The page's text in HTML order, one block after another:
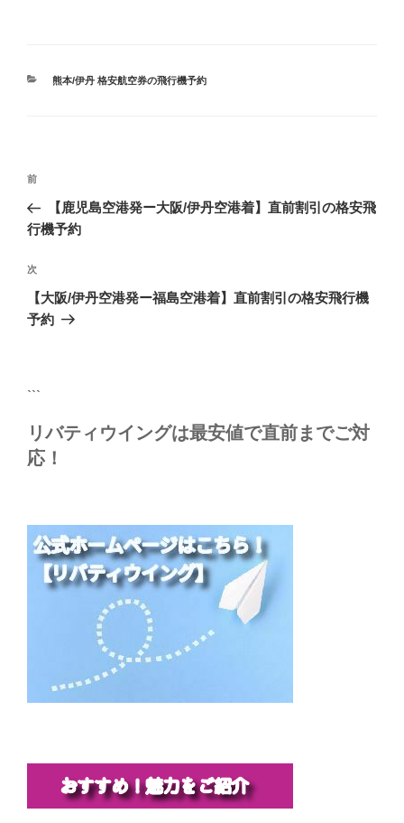
カ
熊本/伊丹 格安航空券の飛行機予約
投
ナ
ゲ
ー
シ
前
の
投
前
【鹿児島空港発ー大阪/伊丹空港着】直前割引の格安飛
行機予約
次
の
投
次
【大阪/伊丹空港発ー福島空港着】直前割引の格安飛行機
予約
```
リバティウイングは最安値で直前までご対
応！